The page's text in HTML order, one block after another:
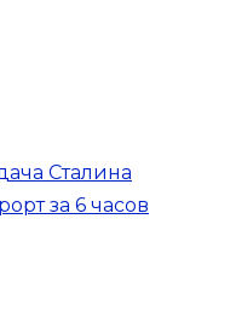
Сталина
за 6 часов